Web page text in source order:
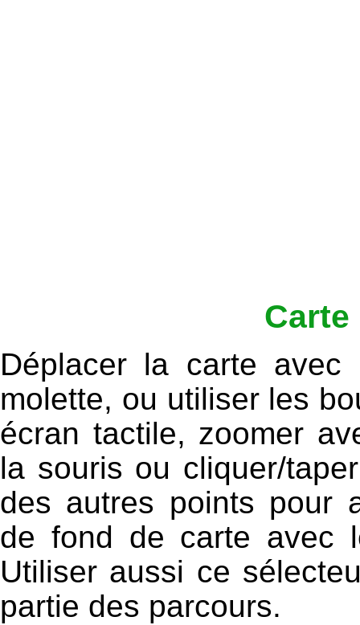
Déplacer la carte
molette, ou utiliser les
écran tactile, zoomer
la souris ou cliquer/
des autres points pour
de fond de carte avec
Utiliser aussi ce
partie des parcours.